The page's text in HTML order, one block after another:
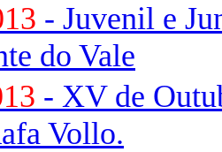
- Juvenil e
do Vale
- XV de
Vollo.